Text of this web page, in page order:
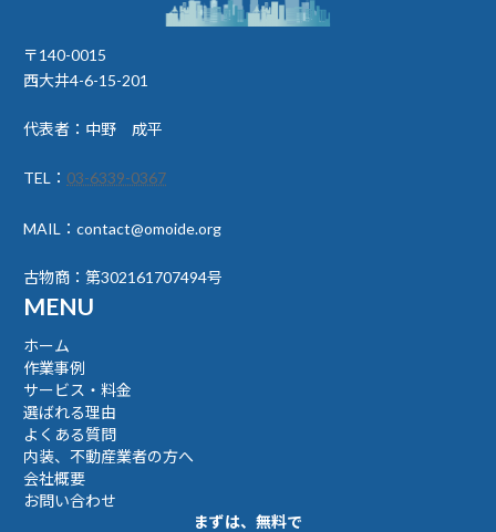
〒140-0015
西大井4-6-15-201
代表者：中野 成平
TEL： 03-6339-0367
MAIL：contact@omoide.org
古物商：第302161707494号
MENU
ホーム
作業事例
サービス・料金
選ばれる理由
よくある質問
内装、不動産業者の方へ
会社概要
お問い合わせ
まずは、無料で